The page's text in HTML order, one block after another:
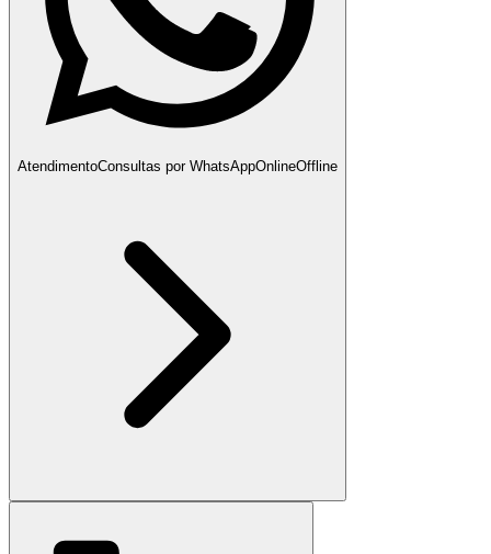
AtendimentoConsultas por WhatsAppOnlineOffline